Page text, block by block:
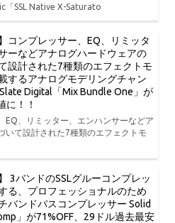
「SSL Native X-Saturato
コンプレッサー、EQ、リミッタ
ーなどアナログハードウェアの
設計された7種類のエフェクトモ
するアナログモデリングチャン
Digital「Mix Bundle One」が
に！！
EQ、リミッター、エンハンサーなどア
いて設計された7種類のエフェクトモ
3バンドのSSLグルーコンプレッ
る、プロフェッショナルのため
バンドバスコンプレッサー Solid
」が71%OFF、29ドル過去最安